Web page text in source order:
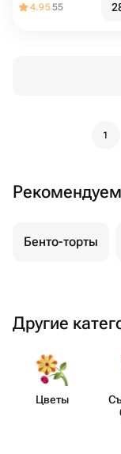
4.9555
1
Рекомендуем
Бенто-торты
Другие
Цветы